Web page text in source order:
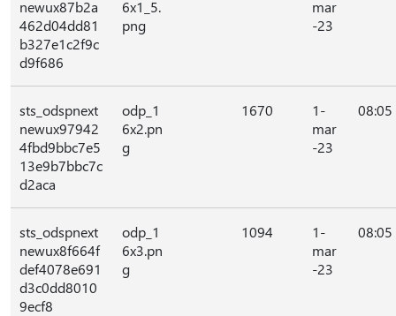
newux87b2a
462d04dd81
b327e1c2f9c
d9f686
6x1_5.
png
mar
-23
sts_odspnext
newux97942
4fbd9bbc7e5
13e9b7bbc7c
d2aca
odp_1
6x2.pn
g
1670
1-
mar
-23
08:05
sts_odspnext
newux8f664f
def4078e691
d3c0dd8010
9ecf8
odp_1
6x3.pn
g
1094
1-
mar
-23
08:05